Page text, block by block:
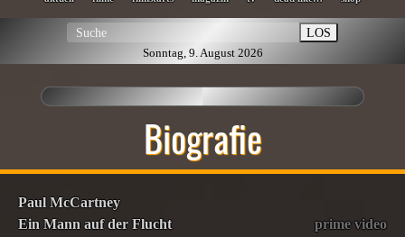
LOS
Sonntag, 9. August 2026
Biografie
Paul McCartney
Ein Mann auf der Flucht
prime video